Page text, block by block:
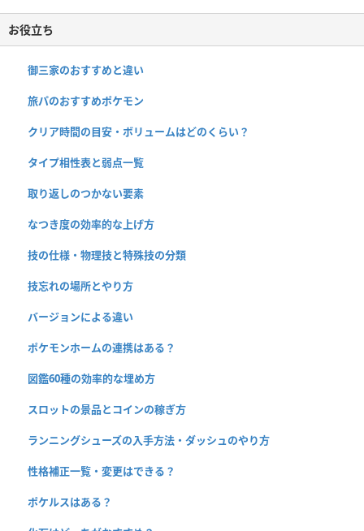
お役立ち
御三家のおすすめと違い
旅パのおすすめポケモン
クリア時間の目安・ボリュームはどのくらい？
タイプ相性表と弱点一覧
取り返しのつかない要素
なつき度の効率的な上げ方
技の仕様・物理技と特殊技の分類
技忘れの場所とやり方
バージョンによる違い
ポケモンホームの連携はある？
図鑑60種の効率的な埋め方
スロットの景品とコインの稼ぎ方
ランニングシューズの入手方法・ダッシュのやり方
性格補正一覧・変更はできる？
ポケルスはある？